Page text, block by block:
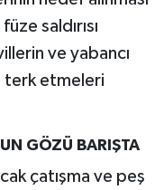
saldırısı
ve yabancı
terk etmeleri
GÖZÜ BARIŞTA
çatışma ve peş